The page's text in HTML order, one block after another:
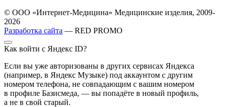
© ООО «Интернет-Медицина» Медицинские изделия, 2009-
2026
Разработка сайта — RED PROMO
Как войти с Яндекс ID?
Если вы уже авторизованы в других сервисах Яндекса
(например, в Яндекс Музыке) под аккаунтом с другим
номером телефона, не совпадающим с вашим номером
в профиле Базисмеда, — вы попадёте в новый профиль,
а не в свой старый.